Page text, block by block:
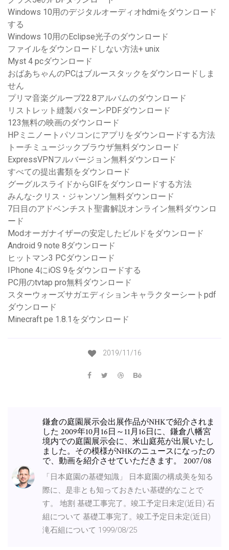
Windows 10用のデジタルオーディオhdmiをダウンロード
する
Windows 10用のEclipse光子のダウンロード
ファイルをダウンロードしない方法+ unix
Myst 4 pcダウンロード
おばあちゃんのPCはブルースタックをダウンロードしま
せん
プリマ音楽グループ22.8アルバムのダウンロード
リストレット縫製パターンPDFダウンロード
123無料の映画のダウンロード
HPミニノートパソコンにアプリをダウンロードする方法
トーチミュージックブラウザ無料ダウンロード
ExpressVPNフルバージョン無料ダウンロード
すべての提出書類をダウンロード
グーグルスライドからGIFをダウンロードする方法
みんな-クリス・ジャンソン無料ダウンロード
7日目のアドベンチスト聖書解説オンライン無料ダウンロ
ード
Modオーガナイザーの安定したビルドをダウンロード
Android 9 note 8ダウンロード
ヒットマン3 PCダウンロード
IPhone 4にiOS 9をダウンロードする
PC用のtvtap pro無料ダウンロード
スターウォーズサガエディションキャラクターシートpdf
ダウンロード
Minecraft pe 1.8.1をダウンロード
2019/11/16
鎌倉の庭園展示会出展作品がNHKで紹介されま
した 2009年10月16日～11月16日に、鎌倉八幡宮
境内での庭園展示会に、米山庭苑が出展いたし
ました。その模様がNHKのニュースになったの
で、動画を紹介させていただきます。 2007/08
「日本庭園の基礎知識」 日本庭園の構成美を知る
際に、是非とも知っておきたい基礎的なことで
す。 地割 基礎工事完了。竣工予定日未定(近日) 石
組について 基礎工事完了。竣工予定日未定(近日)
滝石組について 1999/08/25